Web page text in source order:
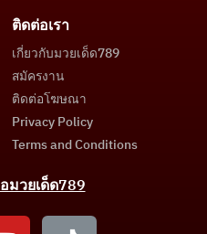
ติดต่อเรา
เกี่ยวกับมวยเด็ด789
สมัครงาน
ติดต่อโฆษณา
Privacy Policy
Terms and Conditions
มวยเด็ด789